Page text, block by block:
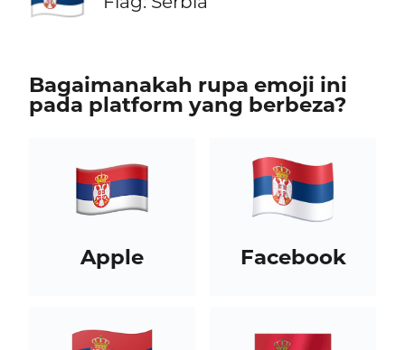
Bagaimanakah rupa emoji ini
pada platform yang berbeza?
Apple Facebook